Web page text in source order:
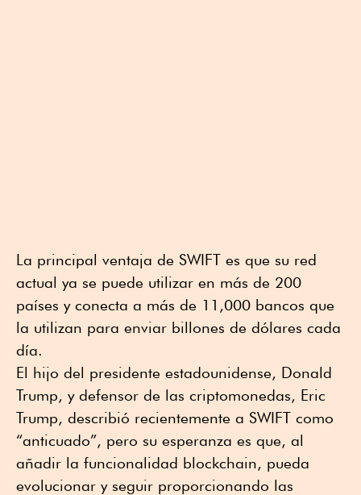
La principal ventaja de SWIFT es que su red
actual ya se puede utilizar en más de 200
países y conecta a más de 11,000 bancos que
la utilizan para enviar billones de dólares cada
día.
El hijo del presidente estadounidense, Donald
Trump, y defensor de las criptomonedas, Eric
Trump, describió recientemente a SWIFT como
“anticuado”, pero su esperanza es que, al
añadir la funcionalidad blockchain, pueda
evolucionar y seguir proporcionando las